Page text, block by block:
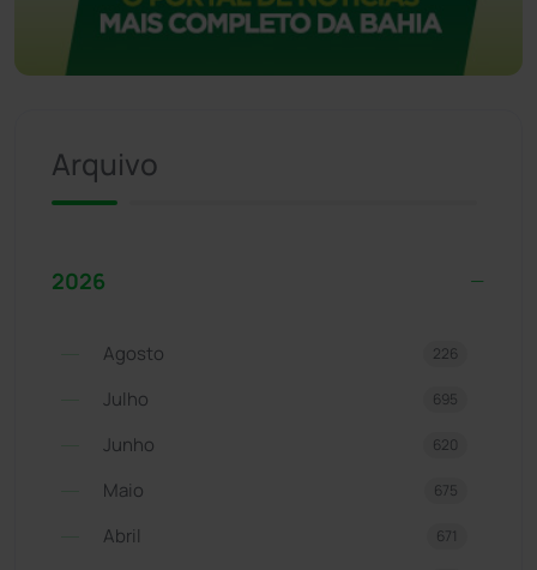
Arquivo
2026
Agosto 226
Julho 695
Junho 620
Maio 675
Abril 671